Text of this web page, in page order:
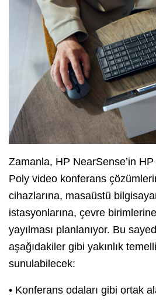
Zamanla, HP NearSense’in
Poly video konferans
cihazlarına, masaüstü
istasyonlarına, çevre
yayılması planlanıyor. Bu
aşağıdakiler gibi yakınlık
sunulabilecek:
• Konferans odaları gibi ortak